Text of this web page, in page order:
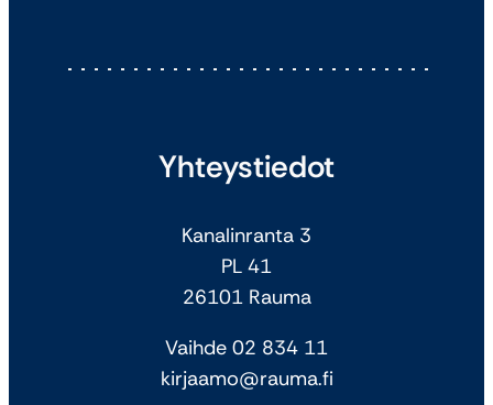
Yhteystiedot
Kanalinranta 3
PL 41
26101 Rauma
Vaihde 02 834 11
kirjaamo@rauma.fi